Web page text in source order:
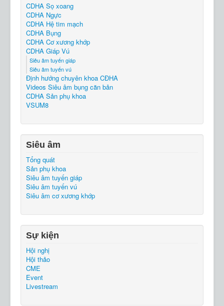
CDHA Sọ xoang
CDHA Ngực
CDHA Hệ tim mạch
CDHA Bụng
CDHA Cơ xương khớp
CDHA Giáp Vú
Siêu âm tuyến giáp
Siêu âm tuyến vú
Định hướng chuyên khoa CĐHA
Videos Siêu âm bụng căn bản
CDHA Sản phụ khoa
VSUM8
Siêu âm
Tổng quát
Sản phụ khoa
Siêu âm tuyến giáp
Siêu âm tuyến vú
Siêu âm cơ xương khớp
Sự kiện
Hội nghị
Hội thảo
CME
Event
Livestream